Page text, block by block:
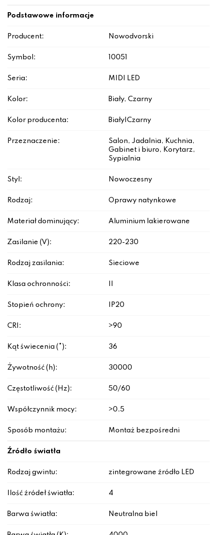
Podstawowe informacje
Producent: Nowodvorski
Symbol: 10051
Seria: MIDI LED
Kolor: Biały, Czarny
Kolor producenta: Biały|Czarny
Przeznaczenie:
Salon, Jadalnia, Kuchnia,
Gabinet i biuro, Korytarz,
Sypialnia
Styl: Nowoczesny
Rodzaj: Oprawy natynkowe
Materiał dominujący: Aluminium lakierowane
Zasilanie (V): 220-230
Rodzaj zasilania: Sieciowe
Klasa ochronności:
Stopień ochrony: IP20
CRI: >90
Kąt świecenia (°): 36
Żywotność (h): 30000
Częstotliwość (Hz): 50/60
Współczynnik mocy: >0.5
Sposób montażu: Montaż bezpośredni
Źródło światła
Rodzaj gwintu: zintegrowane źródło LED
Ilość źródeł światła: 4
Barwa światła: Neutralna biel